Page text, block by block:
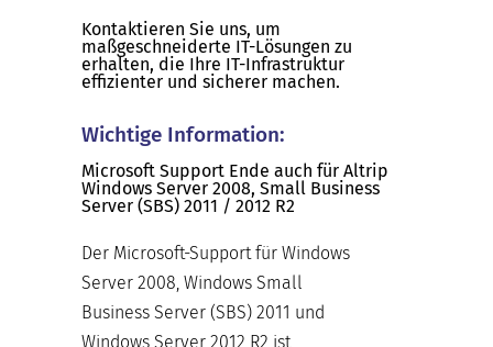
Kontaktieren Sie uns, um
maßgeschneiderte IT-Lösungen zu
erhalten, die Ihre IT-Infrastruktur
effizienter und sicherer machen.
Wichtige Information:
Microsoft Support Ende auch für Altrip
Windows Server 2008, Small Business
Server (SBS) 2011 / 2012 R2
Der Microsoft-Support für Windows
Server 2008, Windows Small
Business Server (SBS) 2011 und
Windows Server 2012 R2 ist